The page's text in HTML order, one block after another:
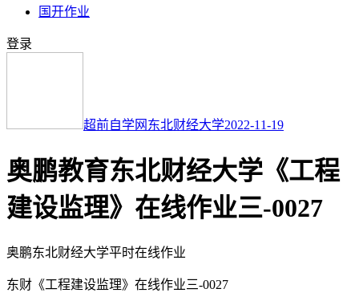
国开作业
登录
超前自学网 东北财经大学2022-11-19
奥鹏教育东北财经大学《工程
建设监理》在线作业三-0027
奥鹏东北财经大学平时在线作业
东财《工程建设监理》在线作业三-0027